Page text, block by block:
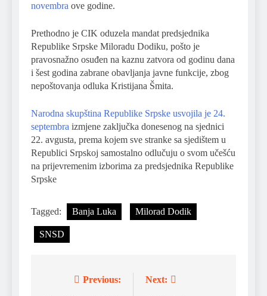
novembra ove godine.
Prethodno je CIK oduzela mandat predsjednika
Republike Srpske Miloradu Dodiku, pošto je
pravosnažno osuđen na kaznu zatvora od godinu dana
i šest godina zabrane obavljanja javne funkcije, zbog
nepoštovanja odluka Kristijana Šmita.
Narodna skupština Republike Srpske usvojila je 24.
septembra izmjene zaključka donesenog na sjednici
22. avgusta, prema kojem sve stranke sa sjedištem u
Republici Srpskoj samostalno odlučuju o svom učešću
na prijevremenim izborima za predsjednika Republike
Srpske
Tagged: Banja Luka Milorad Dodik
SNSD
Previous: Next: